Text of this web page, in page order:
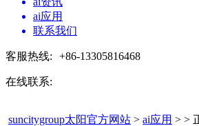
ai应用
联系我们
客服热线: +86-13305816468
在线联系:
suncitygroup太阳官方网站 > ai应用 > >